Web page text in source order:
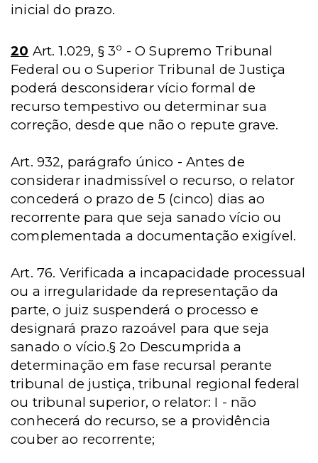
inicial do prazo.
20 Art. 1.029, § 3o - O Supremo Tribunal
Federal ou o Superior Tribunal de Justiça
poderá desconsiderar vício formal de
recurso tempestivo ou determinar sua
correção, desde que não o repute grave.
Art. 932, parágrafo único - Antes de
considerar inadmissível o recurso, o relator
concederá o prazo de 5 (cinco) dias ao
recorrente para que seja sanado vício ou
complementada a documentação exigível.
Art. 76. Verificada a incapacidade processual
ou a irregularidade da representação da
parte, o juiz suspenderá o processo e
designará prazo razoável para que seja
sanado o vício.§ 2o Descumprida a
determinação em fase recursal perante
tribunal de justiça, tribunal regional federal
ou tribunal superior, o relator: I - não
conhecerá do recurso, se a providência
couber ao recorrente;